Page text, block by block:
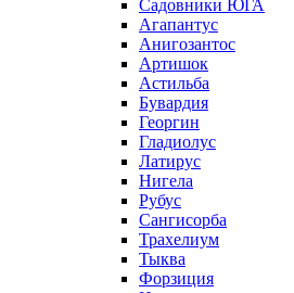
Садовники ЮГА
Агапантус
Анигозантос
Артишок
Астильба
Бувардия
Георгин
Гладиолус
Латирус
Нигела
Рубус
Сангисорба
Трахелиум
Тыква
Форзиция